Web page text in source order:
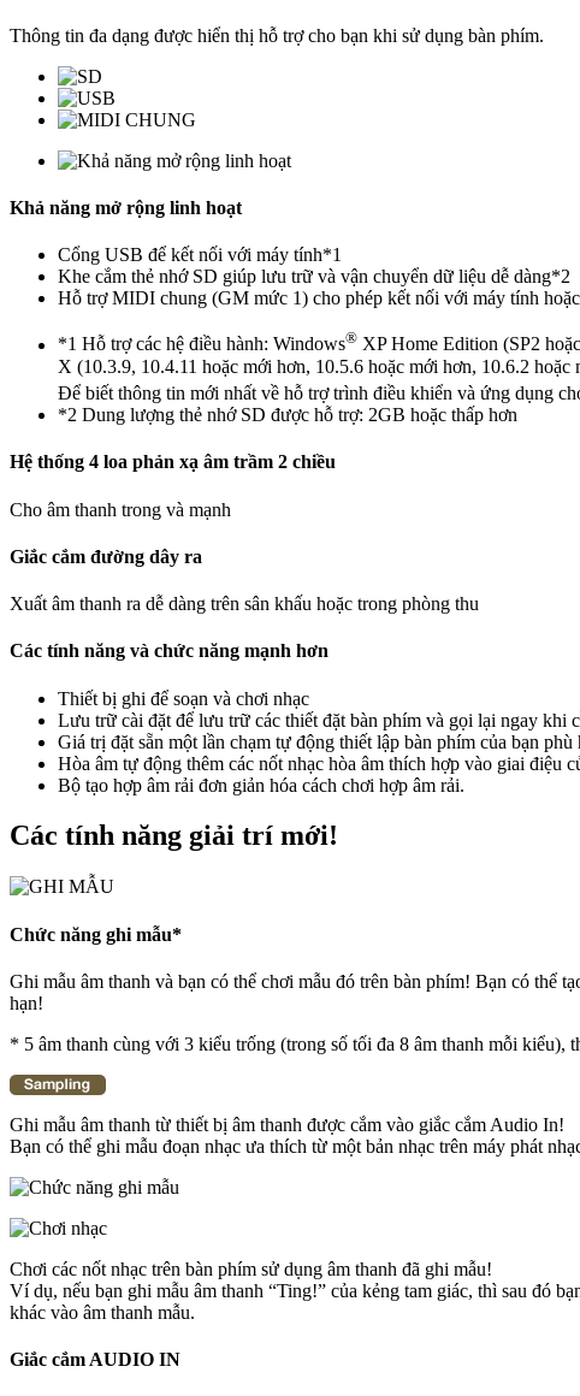
Thông tin đa dạng được hiển thị hỗ trợ cho bạn khi sử dụng bàn phím.
Khả năng mở rộng linh hoạt
Cổng USB để kết nối với máy tính*1
Khe cắm thẻ nhớ SD giúp lưu trữ và vận chuyển dữ liệu dễ dàng*2
Hỗ trợ MIDI chung (GM mức 1) cho phép kết nối với máy tính
*1 Hỗ trợ các hệ điều hành: Windows® XP Home Edition (SP2
X (10.3.9, 10.4.11 hoặc mới hơn, 10.5.6 hoặc mới hơn, 10.6.2 hoặc
Để biết thông tin mới nhất về hỗ trợ trình điều khiển và ứng dụng
*2 Dung lượng thẻ nhớ SD được hỗ trợ: 2GB hoặc thấp hơn
Hệ thống 4 loa phản xạ âm trầm 2 chiều
Cho âm thanh trong và mạnh
Giắc cắm đường dây ra
Xuất âm thanh ra dễ dàng trên sân khấu hoặc trong phòng thu
Các tính năng và chức năng mạnh hơn
Thiết bị ghi để soạn và chơi nhạc
Lưu trữ cài đặt để lưu trữ các thiết đặt bàn phím và gọi lại ngay khi
Giá trị đặt sẵn một lần chạm tự động thiết lập bàn phím của bạn
Hòa âm tự động thêm các nốt nhạc hòa âm thích hợp vào giai điệu
Bộ tạo hợp âm rải đơn giản hóa cách chơi hợp âm rải.
Các tính năng giải trí mới!
Chức năng ghi mẫu*
Ghi mẫu âm thanh và bạn có thể chơi mẫu đó trên bàn phím! Bạn có thể
hạn!
* 5 âm thanh cùng với 3 kiểu trống (trong số tối đa 8 âm thanh mỗi kiểu),
Ghi mẫu âm thanh từ thiết bị âm thanh được cắm vào giắc cắm Audio In!
Bạn có thể ghi mẫu đoạn nhạc ưa thích từ một bản nhạc trên máy phát
Chơi các nốt nhạc trên bàn phím sử dụng âm thanh đã ghi mẫu!
Ví dụ, nếu bạn ghi mẫu âm thanh “Ting!” của kẻng tam giác, thì sau đó
khác vào âm thanh mẫu.
Giắc cắm AUDIO IN